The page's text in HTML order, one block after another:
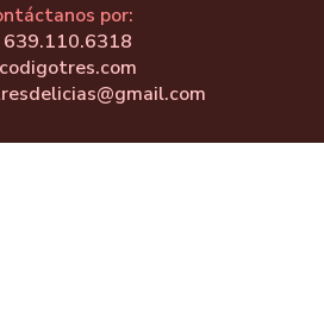
por:
639.110.6318
codigotres.com